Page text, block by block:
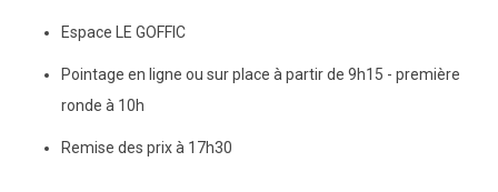
Espace LE GOFFIC
Pointage en ligne ou sur place à partir de 9h15 - première
ronde à 10h
Remise des prix à 17h30